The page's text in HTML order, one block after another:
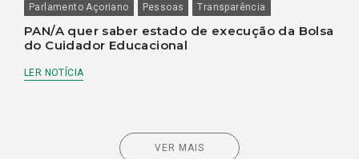
Parlamento Açoriano
Pessoas Transparência
PAN/A quer saber estado de execução da Bolsa
do Cuidador Educacional
LER NOTÍCIA
VER MAIS